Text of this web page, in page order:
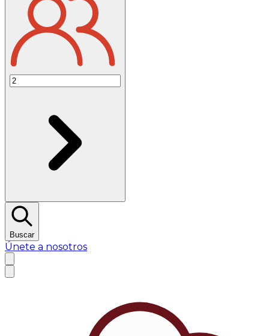
Buscar
Únete a nosotros